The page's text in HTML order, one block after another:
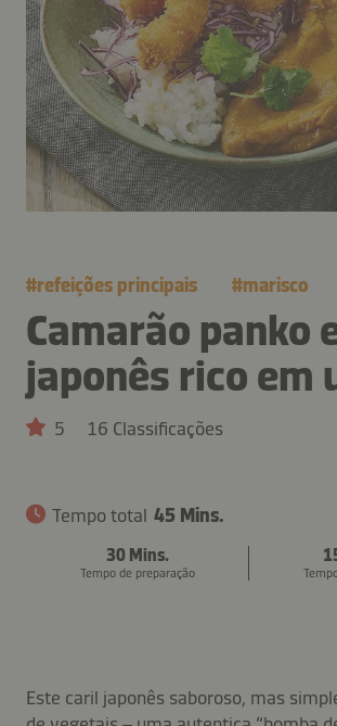
#refeições principais #marisco
Camarão panko
japonês rico em
5 16 Classificações
Tempo total 45 Mins.
30 Mins.
Tempo de preparação
Este caril japonês saboroso, mas